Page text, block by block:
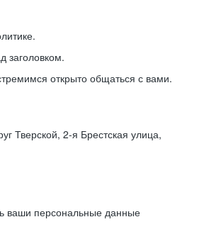
заголовком.
открыто общаться с вами.
Тверской, 2-я Брестская улица,
ваши персональные данные